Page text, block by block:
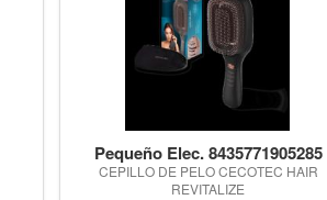
Pequeño Elec. 8435771905285
CEPILLO DE PELO CECOTEC HAIR
REVITALIZE